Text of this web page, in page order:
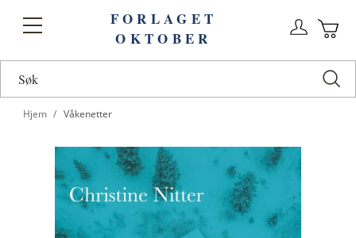
Toggle
FORLAGET
OKTOBER
Hjem Våkenetter